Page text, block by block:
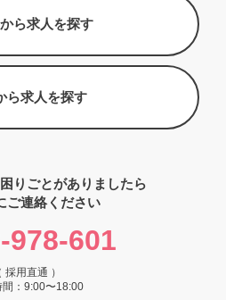
ら求人を探す
ら求人を探す
りごとがありましたら
ご連絡ください
978-601
採用直通 ）
間：9:00〜18:00